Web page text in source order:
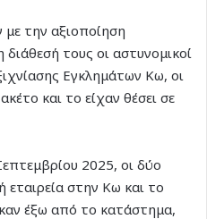
με την αξιοποίηση
τους οι αστυνομικοί
Εγκλημάτων Κω, οι
και το είχαν θέσει σε
2025, οι δύο
στην Κω και το
έξω από το κατάστημα,